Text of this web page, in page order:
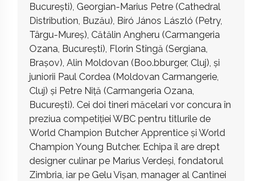
București), Georgian-Marius Petre (Cathedral
Distribution, Buzău), Bíró János László (Petry,
Târgu-Mureș), Cătălin Angheru (Carmangeria
Ozana, București), Florin Stîngă (Sergiana,
Brașov), Alin Moldovan (Boo.bburger, Cluj), și
juniorii Paul Cordea (Moldovan Carmangerie,
Cluj) și Petre Niță (Carmangeria Ozana,
București). Cei doi tineri măcelari vor concura în
preziua competiției WBC pentru titlurile de
World Champion Butcher Apprentice și World
Champion Young Butcher. Echipa îl are drept
designer culinar pe Marius Verdeși, fondatorul
Zimbria, iar pe Gelu Vișan, manager al Cantinei